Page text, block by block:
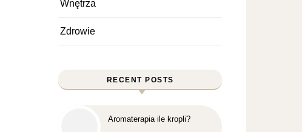
Wnętrza
Zdrowie
RECENT POSTS
Aromaterapia ile kropli?